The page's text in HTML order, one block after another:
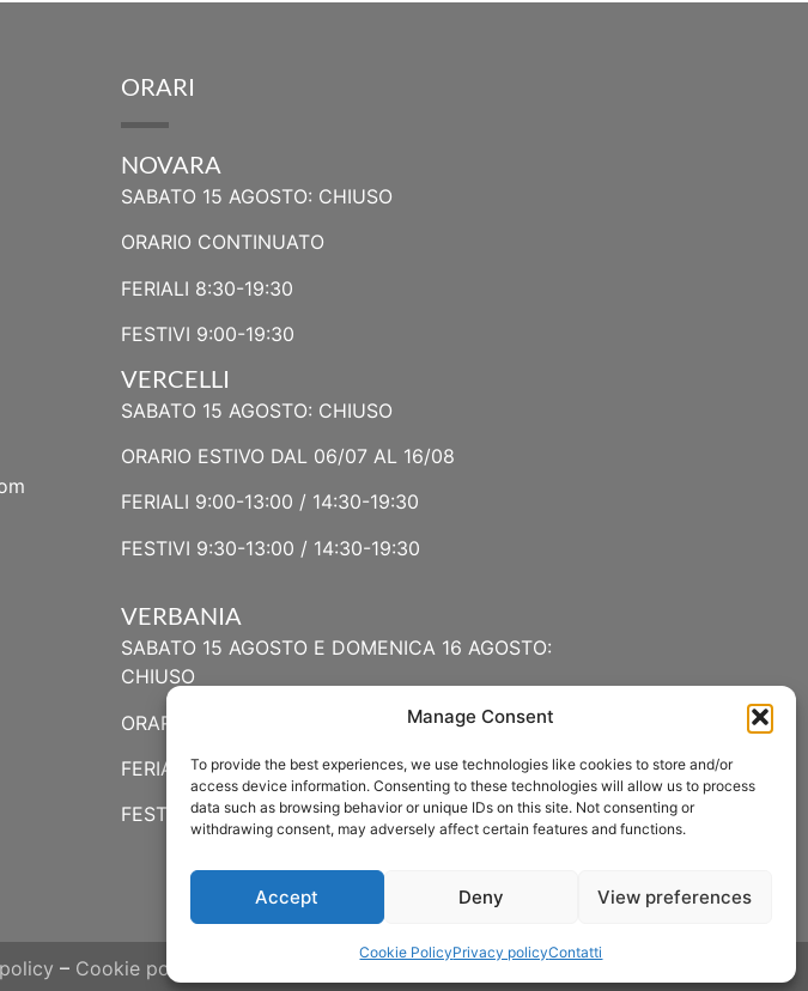
Manage Consent
To provide the best experiences, we use technologies like cookies to store and/or
access device information. Consenting to these technologies will allow us to process
data such as browsing behavior or unique IDs on this site. Not consenting or
withdrawing consent, may adversely affect certain features and functions.
Accept Deny View preferences
Cookie PolicyPrivacy policyContatti
ORARI
NOVARA
SABATO 15 AGOSTO: CHIUSO
ORARIO CONTINUATO
FERIALI 8:30-19:30
FESTIVI 9:00-19:30
VERCELLI
SABATO 15 AGOSTO: CHIUSO
ORARIO ESTIVO DAL 06/07 AL 16/08
FERIALI 9:00-13:00 / 14:30-19:30
FESTIVI 9:30-13:00 / 14:30-19:30
VERBANIA
SABATO 15 AGOSTO E DOMENICA 16 AGOSTO:
CHIUSO
ORARIO ESTIVO LUGLIO E AGOSTO
FERIALI 8:30-13:00 / 15:00-19:00
FESTIVI 8:30-12:30
– Cookie policy